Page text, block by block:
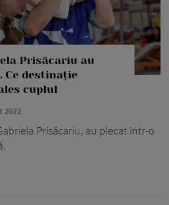
Prisăcariu au
Ce destinație
cuplul
2022
Prisăcariu, au plecat într-o